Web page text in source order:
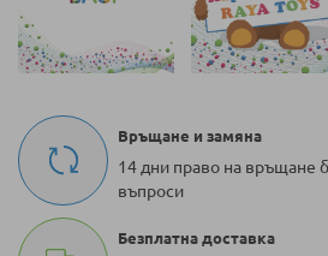
Връщане и замяна
14 дни право на връщане
въпроси
Безплатна доставка